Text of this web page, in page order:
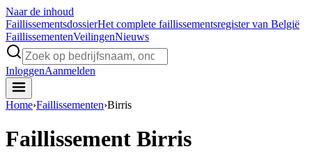
Naar de inhoud
FaillissementsdossierHet complete faillissementsregister van België
FaillissementenVeilingenNieuws
InloggenAanmelden
Home›Faillissementen›Birris
Faillissement Birris